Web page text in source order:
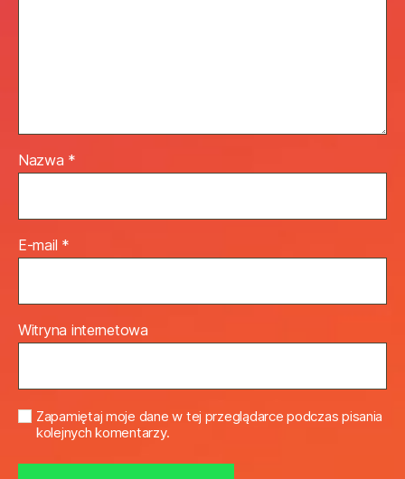
Nazwa *
E-mail *
Witryna internetowa
Zapamiętaj moje dane w tej przeglądarce podczas pisania
kolejnych komentarzy.